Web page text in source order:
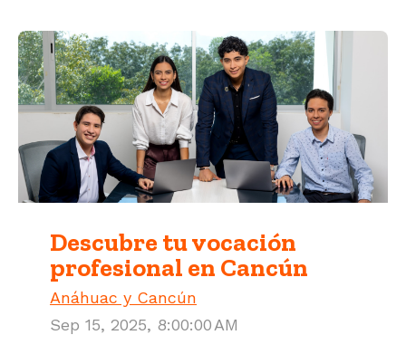
Descubre tu vocación
profesional en Cancún
Anáhuac y Cancún
Sep 15, 2025, 8:00:00 AM